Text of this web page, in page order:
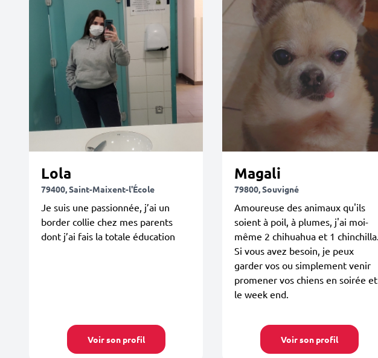
Lola
79400, Saint-Maixent-l'École
Je suis une passionnée, j’ai un
border collie chez mes parents
dont j’ai fais la totale éducation
Voir son profil
Magali
79800, Souvigné
Amoureuse des animaux qu'ils
soient à poil, à plumes, j'ai moi-
même 2 chihuahua et 1 chinchilla.
Si vous avez besoin, je peux
garder vos ou simplement venir
promener vos chiens en soirée et
le week end.
Voir son profil